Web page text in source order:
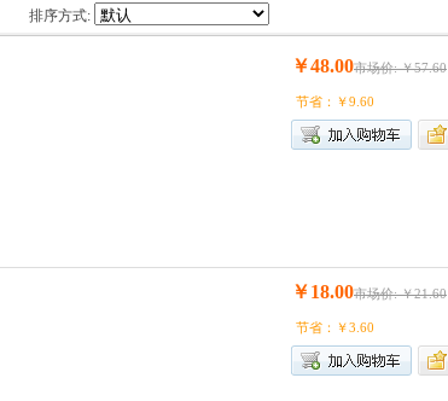
排序方式:
￥48.00市场价: ￥57.60
节省：￥9.60
￥18.00市场价: ￥21.60
节省：￥3.60